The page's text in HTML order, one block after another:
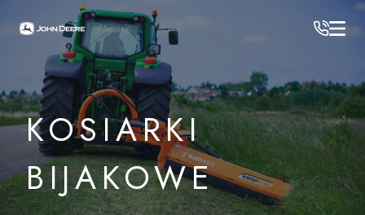
JOHN DEERE/ Maszyny komunalne i ogrodowe
Osprzęt komunalny SaMASZ
KOSIARKI
BIJAKOWE